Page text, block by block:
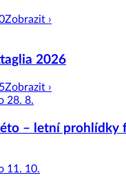
Zobrazit ›
2026
Zobrazit ›
28. 8.
– letní prohlídky
11. 10.